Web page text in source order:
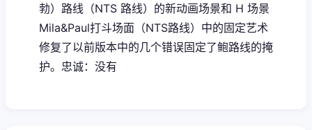
勃）路线（NTS 路线）的新动画场景和 H 场景
Mila&Paul打斗场面（NTS路线）中的固定艺术
修复了以前版本中的几个错误固定了鲍路线的掩
护。忠诚：没有